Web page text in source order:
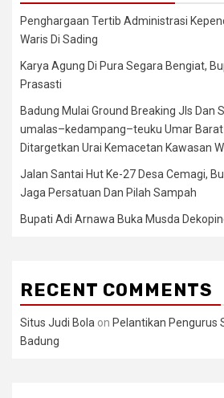
Penghargaan Tertib Administrasi
Waris Di Sading
Karya Agung Di Pura Segara Bengiat,
Prasasti
Badung Mulai Ground Breaking Jls Dan
umalas–kedampang–teuku Umar Barat
Ditargetkan Urai Kemacetan Kawasan
Jalan Santai Hut Ke-27 Desa Cemagi,
Jaga Persatuan Dan Pilah Sampah
Bupati Adi Arnawa Buka Musda
RECENT COMMENTS
Situs Judi Bola on Pelantikan Pengurus
Badung